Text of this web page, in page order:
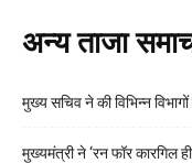
अन्य ताजा
मुख्य सचिव ने की विभिन्न
मुख्यमंत्री ने ‘रन फॉर कारगिल